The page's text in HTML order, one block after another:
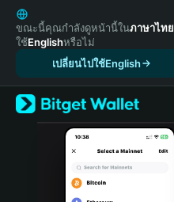
English
日本語
Tiếng Việt
Español (Latinoamérica)
Türkçe
Italiano
ขณะนี้คุณกำลังดูหน้านี้ในภาษาไทย
ใช้Englishหรือไม่
เปลี่ยนไปใช้English